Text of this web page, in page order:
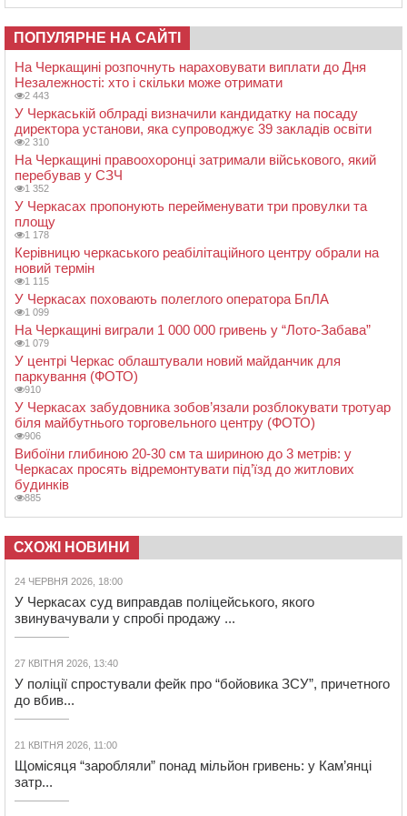
ПОПУЛЯРНЕ НА САЙТІ
На Черкащині розпочнуть нараховувати виплати до Дня
Незалежності: хто і скільки може отримати
2 443
У Черкаській облраді визначили кандидатку на посаду
директора установи, яка супроводжує 39 закладів освіти
2 310
На Черкащині правоохоронці затримали військового, який
перебував у СЗЧ
1 352
У Черкасах пропонують перейменувати три провулки та
площу
1 178
Керівницю черкаського реабілітаційного центру обрали на
новий термін
1 115
У Черкасах поховають полеглого оператора БпЛА
1 099
На Черкащині виграли 1 000 000 гривень у “Лото-Забава”
1 079
У центрі Черкас облаштували новий майданчик для
паркування (ФОТО)
910
У Черкасах забудовника зобов’язали розблокувати тротуар
біля майбутнього торговельного центру (ФОТО)
906
Вибоїни глибиною 20-30 см та шириною до 3 метрів: у
Черкасах просять відремонтувати під’їзд до житлових
будинків
885
СХОЖІ НОВИНИ
24 ЧЕРВНЯ 2026, 18:00
У Черкасах суд виправдав поліцейського, якого
звинувачували у спробі продажу ...
27 КВІТНЯ 2026, 13:40
У поліції спростували фейк про “бойовика ЗСУ”, причетного
до вбив...
21 КВІТНЯ 2026, 11:00
Щомісяця “заробляли” понад мільйон гривень: у Кам’янці
затр...